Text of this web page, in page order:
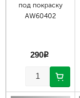
под покраску
AW60402
290p